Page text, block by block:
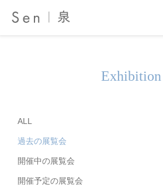
Exhibition
ALL
過去の展覧会
開催中の展覧会
開催予定の展覧会